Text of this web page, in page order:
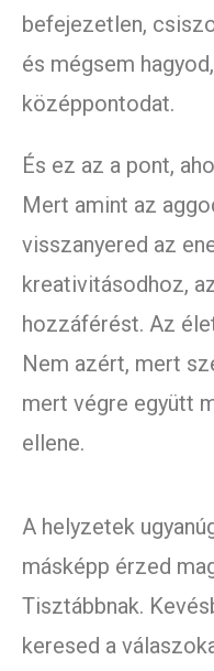
befejezetlen,
és mégsem
középpontodat.
És ez az a pont,
Mert amint az
visszanyered az
kreativitásodhoz,
hozzáférést. Az
Nem azért, mert
mert végre együtt
ellene.
A helyzetek
másképp érzed
Tisztábbnak.
keresed a